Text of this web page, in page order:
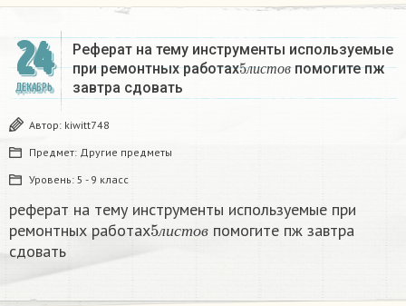
24
ДЕКАБРЬ
Реферат на тему инструменты используемые
при ремонтных работах
листов
5
помогите пж
завтра сдовать​
Автор: kiwitt748
Предмет: Другие предметы
Уровень: 5 - 9 класс
реферат на тему инструменты используемые при
ремонтных работах
л ист ов
5листовпомогите пж завтра
сдовать​